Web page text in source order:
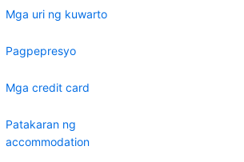
Mga uri ng kuwarto
Pagpepresyo
Mga credit card
Patakaran ng
accommodation